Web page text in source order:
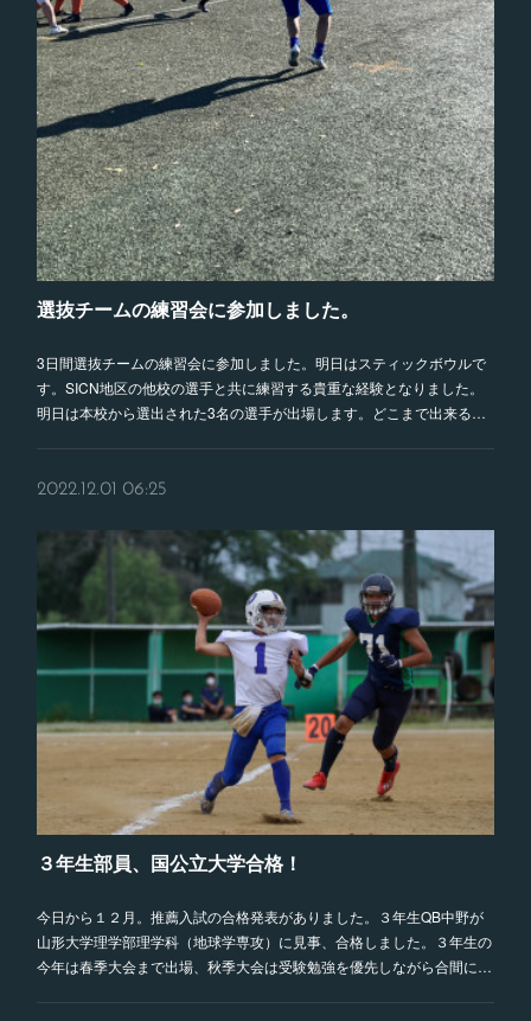
選抜チームの練習会に参加しました。
3日間選抜チームの練習会に参加しました。明日はスティックボウルで
す。SICN地区の他校の選手と共に練習する貴重な経験となりました。
明日は本校から選出された3名の選手が出場します。どこまで出来る…
2022.12.01 06:25
３年生部員、国公立大学合格！
今日から１２月。推薦入試の合格発表がありました。３年生QB中野が
山形大学理学部理学科（地球学専攻）に見事、合格しました。３年生の
今年は春季大会まで出場、秋季大会は受験勉強を優先しながら合間に…